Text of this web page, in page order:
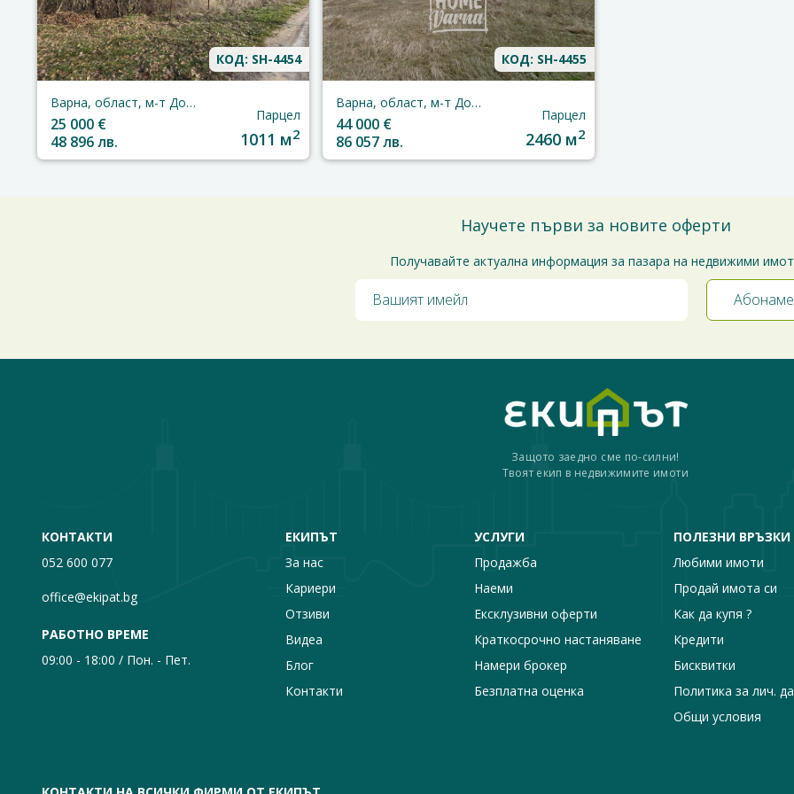
КОД: SH-4454
Варна, област, м-т Добрева Чешма
25 000 €
48 896 лв.
Парцел
1011 м2
КОД: SH-4455
Варна, област, м-т Добрева Чешма
44 000 €
86 057 лв.
Парцел
2460 м2
Научете първи за новите оферти
Получавайте актуална информация за пазара на недвижими
Защото заедно сме по-силни!
Твоят екип в недвижимите имоти
КОНТАКТИ
052 600 077
office@ekipat.bg
РАБОТНО ВРЕМЕ
09:00 - 18:00 / Пон. - Пет.
ЕКИПЪТ
За нас
Кариери
Отзиви
Видеа
Блог
Контакти
УСЛУГИ
Продажба
Наеми
Ексклузивни оферти
Краткосрочно настаняване
Намери брокер
Безплатна оценка
ПОЛЕЗНИ ВРЪЗКИ
Любими имоти
Продай имота си
Как да купя ?
Кредити
Бисквитки
Политика за лич.
Общи условия